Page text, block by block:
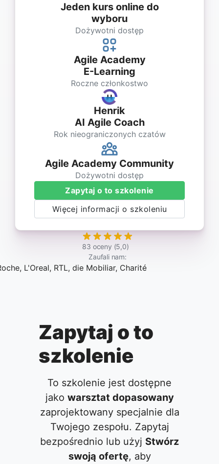
Jeden kurs online do
wyboru
Dożywotni dostęp
Agile Academy
E-Learning
Roczne członkostwo
Henrik
AI Agile Coach
Rok nieograniczonych czatów
Agile Academy Community
Dożywotni dostęp
Zapytaj o to szkolenie
Więcej informacji o szkoleniu
83 oceny (5,0)
Zaufali nam:
Zapytaj o to
szkolenie
To szkolenie jest dostępne
jako warsztat dopasowany
zaprojektowany specjalnie dla
Twojego zespołu. Zapytaj
bezpośrednio lub użyj Stwórz
swoją ofertę, aby